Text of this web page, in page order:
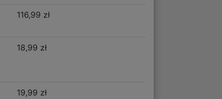
116,99 zł
18,99 zł
19,99 zł